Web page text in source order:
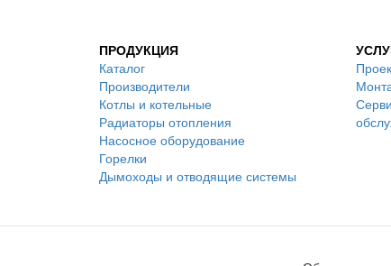
ПРОДУКЦИЯ
Каталог
Производители
Котлы и котельные
Радиаторы отопления
Насосное оборудование
Горелки
Дымоходы и отводящие системы